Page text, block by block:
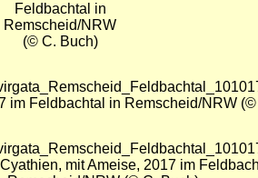
Feldbachtal in
Remscheid/NRW
(© C. Buch)
im Feldbachtal in Remscheid/NRW
mit Ameise, 2017 im